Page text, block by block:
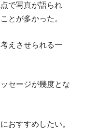
で写真が語られ
とが多かった。
えさせられる一
セージが幾度とな
おすすめしたい。